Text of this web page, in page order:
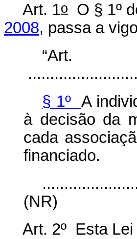
Art. 1oO § 1º
2008, passa a
§ 1ºA
à decisão da
cada
financiado.
(NR)
Art. 2º Esta